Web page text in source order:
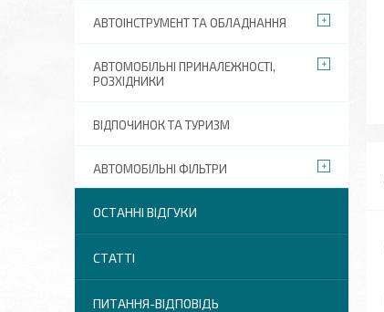
АВТОІНСТРУМЕНТ ТА ОБЛАДНАННЯ
АВТОМОБІЛЬНІ ПРИНАЛЕЖНОСТІ,
РОЗХІДНИКИ
ВІДПОЧИНОК ТА ТУРИЗМ
АВТОМОБІЛЬНІ ФІЛЬТРИ
ОСТАННІ ВІДГУКИ
СТАТТІ
ПИТАННЯ-ВІДПОВІДЬ